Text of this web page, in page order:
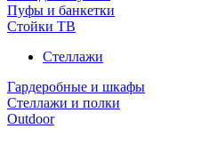
Пуфы и банкетки
Стойки ТВ
Стеллажи
Гардеробные и шкафы
Стеллажи и полки
Outdoor